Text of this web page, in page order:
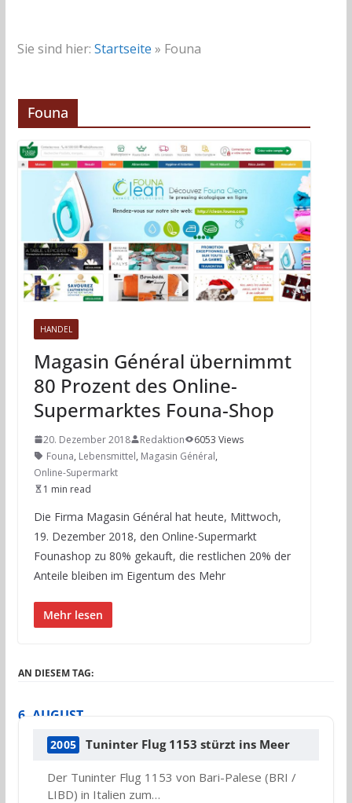
Sie sind hier: Startseite » Founa
Founa
HANDEL
Magasin Général übernimmt
80 Prozent des Online-
Supermarktes Founa-Shop
20. Dezember 2018 Redaktion
6053 Views
Founa, Lebensmittel, Magasin Général,
Online-Supermarkt
1 min read
Die Firma Magasin Général hat heute, Mittwoch,
19. Dezember 2018, den Online-Supermarkt
Founashop zu 80% gekauft, die restlichen 20% der
Anteile bleiben im Eigentum des Mehr
Mehr lesen
AN DIESEM TAG:
6. AUGUST
2005 Tuninter Flug 1153 stürzt ins Meer
Der Tuninter Flug 1153 von Bari-Palese (BRI /
LIBD) in Italien zum…